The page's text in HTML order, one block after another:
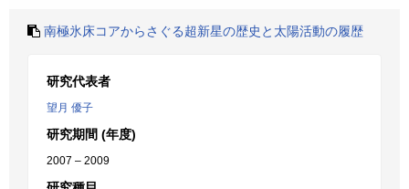
南極氷床コアからさぐる超新星の歴史と太陽活動の履歴
研究代表者
望月 優子
研究期間 (年度)
2007 – 2009